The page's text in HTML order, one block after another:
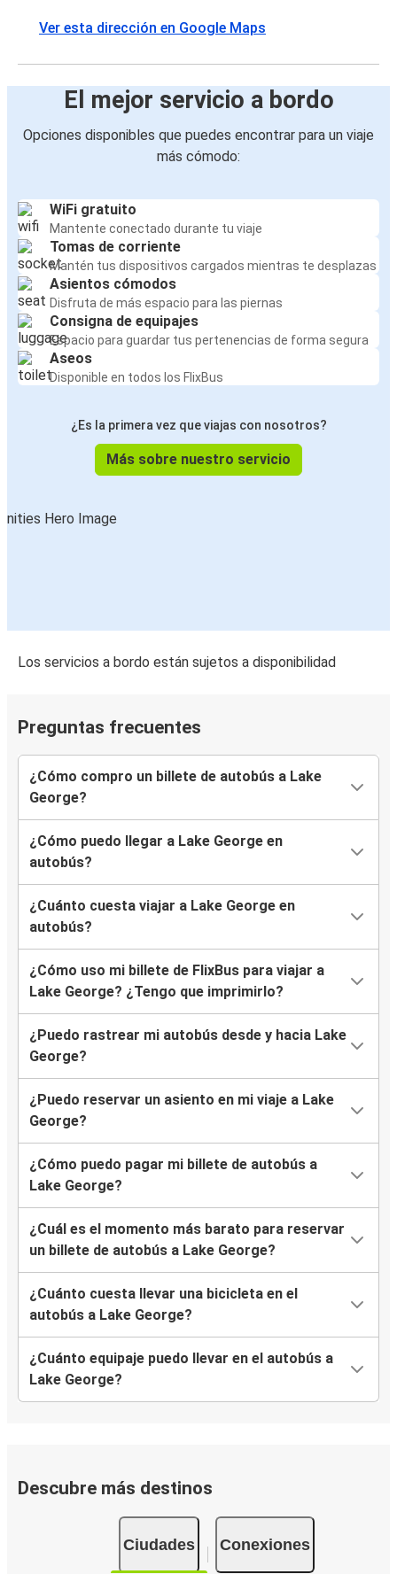
Ver esta dirección en Google Maps
El mejor servicio a bordo
Opciones disponibles que puedes encontrar para un viaje
más cómodo:
WiFi gratuito
Mantente conectado durante tu viaje
Tomas de corriente
Mantén tus dispositivos cargados mientras te desplazas
Asientos cómodos
Disfruta de más espacio para las piernas
Consigna de equipajes
Espacio para guardar tus pertenencias de forma segura
Aseos
Disponible en todos los FlixBus
¿Es la primera vez que viajas con nosotros?
Más sobre nuestro servicio
Los servicios a bordo están sujetos a disponibilidad
Preguntas frecuentes
¿Cómo compro un billete de autobús a Lake
George?
¿Cómo puedo llegar a Lake George en
autobús?
¿Cuánto cuesta viajar a Lake George en
autobús?
¿Cómo uso mi billete de FlixBus para viajar a
Lake George? ¿Tengo que imprimirlo?
¿Puedo rastrear mi autobús desde y hacia Lake
George?
¿Puedo reservar un asiento en mi viaje a Lake
George?
¿Cómo puedo pagar mi billete de autobús a
Lake George?
¿Cuál es el momento más barato para reservar
un billete de autobús a Lake George?
¿Cuánto cuesta llevar una bicicleta en el
autobús a Lake George?
¿Cuánto equipaje puedo llevar en el autobús a
Lake George?
Descubre más destinos
Ciudades Conexiones